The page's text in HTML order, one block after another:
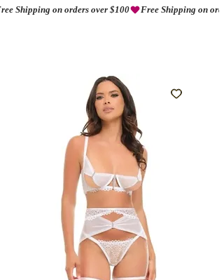
Shipping on orders over $100